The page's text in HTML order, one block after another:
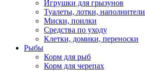
Игрушки для грызунов
Туалеты, лотки, наполнители
Миски, поилки
Средства по уходу
Клетки, домики, переноски
Рыбы
Корм для рыб
Корм для черепах